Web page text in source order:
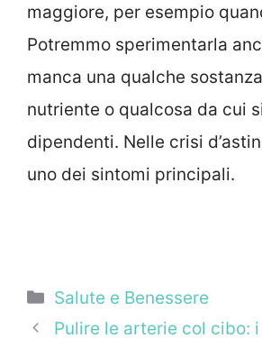
maggiore, per esempio
Potremmo sperimentarla
manca una qualche
nutriente o qualcosa da cui
dipendenti. Nelle crisi
uno dei sintomi principali.
Categorie
Salute e Benessere
Pulire le arterie col cibo: